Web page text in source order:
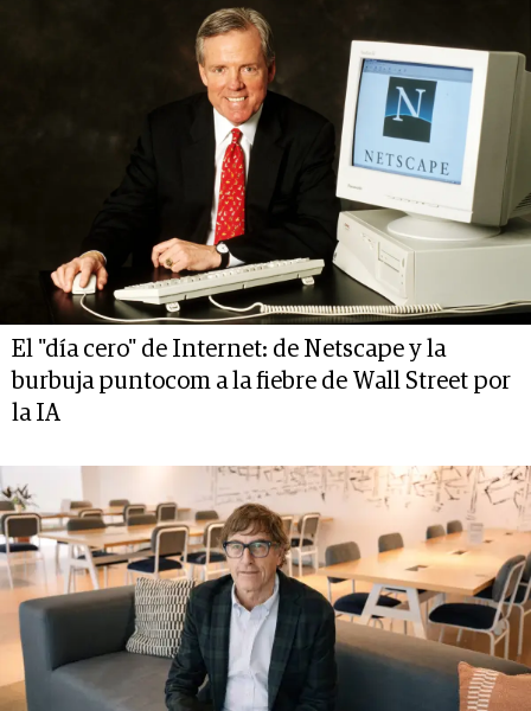
El "día cero" de Internet: de Netscape y la
burbuja puntocom a la fiebre de Wall Street por
la IA